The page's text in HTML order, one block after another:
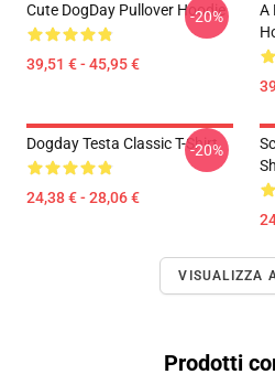
Cute DogDay Pullover Hoodie
39,51 € - 45,95 €
-20%
A
Dogday Testa Classic T-Shirt
24,38 € - 28,06 €
-20%
VISUALIZZA
Prodotti